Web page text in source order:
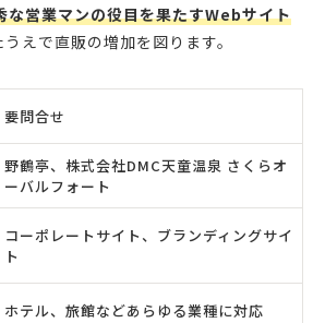
な営業マンの役目を果たすWebサイト
えで直販の増加を図ります。
要問合せ
野鶴亭、株式会社DMC天童温泉 さくらオ
ーバルフォート
コーポレートサイト、ブランディングサイ
ト
ホテル、旅館などあらゆる業種に対応